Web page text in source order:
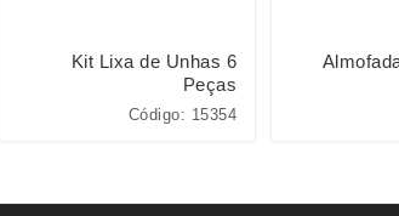
Kit Lixa de Unhas 6
Peças
Código: 15354